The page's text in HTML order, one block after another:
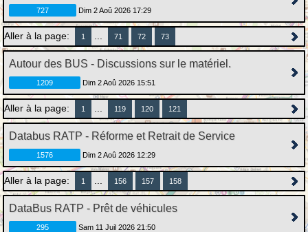
727 Dim 2 Aoû 2026 17:29
Aller à la page: 1 71 72 73
Autour des BUS - Discussions sur le matériel.
1209 Dim 2 Aoû 2026 15:51
Aller à la page: 1 119 120 121
Databus RATP - Réforme et Retrait de Service
1576 Dim 2 Aoû 2026 12:29
Aller à la page: 1 156 157 158
DataBus RATP - Prêt de véhicules
295 Sam 11 Juil 2026 21:50